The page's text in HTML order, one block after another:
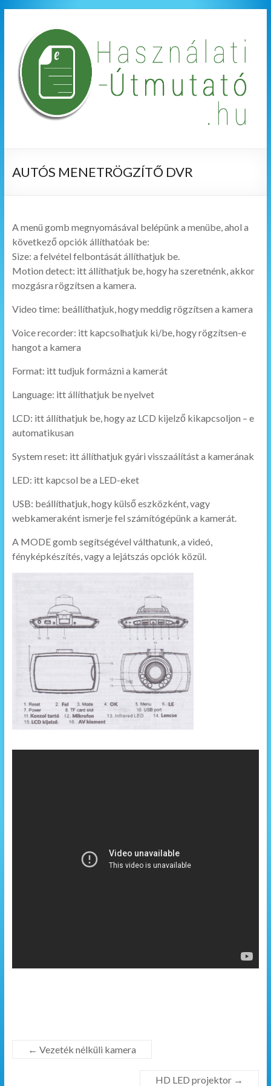
AUTÓS MENETRÖGZÍTŐ DVR
A menü gomb megnyomásával belépünk a menübe, ahol a
következő opciók állíthatóak be:
Size: a felvétel felbontását állíthatjuk be.
Motion detect: itt állíthatjuk be, hogy ha szeretnénk, akkor
mozgásra rögzítsen a kamera.
Video time: beállíthatjuk, hogy meddig rögzítsen a kamera
Voice recorder: itt kapcsolhatjuk ki/be, hogy rögzítsen-e
hangot a kamera
Format: itt tudjuk formázni a kamerát
Language: itt állíthatjuk be nyelvet
LCD: itt állíthatjuk be, hogy az LCD kijelző kikapcsoljon – e
automatikusan
System reset: itt állíthatjuk gyári visszaálítást a kamerának
LED: itt kapcsol be a LED-eket
USB: beállíthatjuk, hogy külső eszközként, vagy
webkameraként ismerje fel számítógépünk a kamerát.
A MODE gomb segítségével válthatunk, a videó,
fényképkészítés, vagy a lejátszás opciók közül.
← Vezeték nélküli kamera
HD LED projektor →